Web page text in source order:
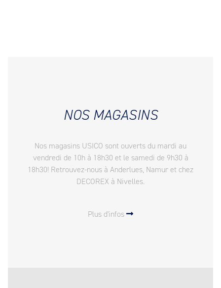
NOS MAGASINS
Nos magasins USICO sont ouverts du mardi au
vendredi de 10h à 18h30 et le samedi de 9h30 à
18h30! Retrouvez-nous à Anderlues, Namur et chez
DECOREX à Nivelles.
Plus d'infos